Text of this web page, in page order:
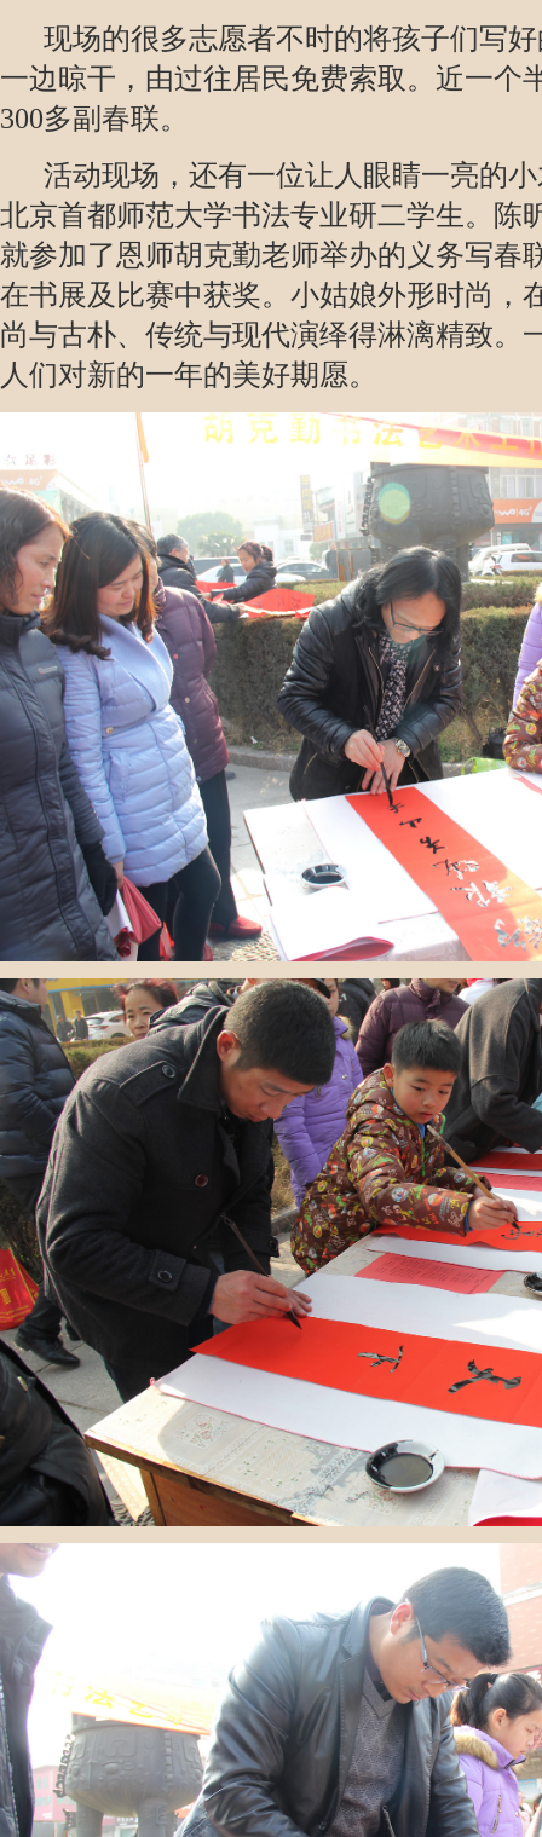
现场的很多志愿者不时的将孩子们写好
一边晾干，由过往居民免费索取。近一个
300多副春联。
活动现场，还有一位让人眼睛一亮的小
北京首都师范大学书法专业研二学生。陈
就参加了恩师胡克勤老师举办的义务写春
在书展及比赛中获奖。小姑娘外形时尚，
尚与古朴、传统与现代演绎得淋漓精致。
人们对新的一年的美好期愿。